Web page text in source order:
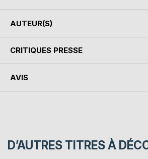
AUTEUR(S)
CRITIQUES PRESSE
AVIS
D’AUTRES TITRES À